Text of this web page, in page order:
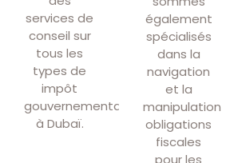
services de
conseil sur
tous les
types de
impôt
gouvernemental
à Dubaï.
également
spécialisés
dans la
navigation
et la
manipulation
obligations
fiscales
pour les